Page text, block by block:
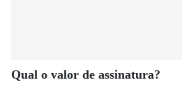
Qual o valor de assinatura?